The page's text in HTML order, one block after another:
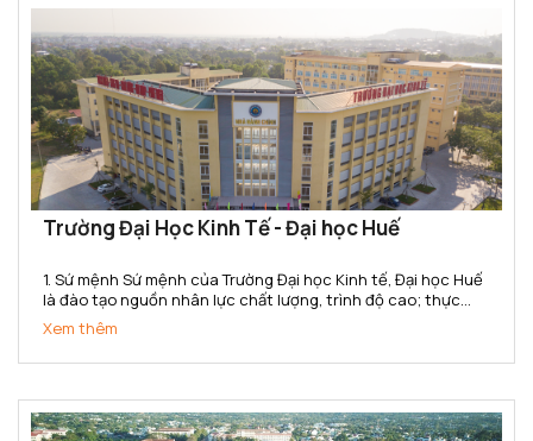
Trường Đại Học Kinh Tế - Đại học Huế
1. Sứ mệnh Sứ mệnh của Trường Đại học Kinh tế, Đại học Huế
là đào tạo nguồn nhân lực chất lượng, trình độ cao; thực
hiện nghiên cứu khoa học, chuyển giao công nghệ, cung
ứng dịch vụ về lĩnh vực kinh tế và quản lý phục vụ sự...
Xem thêm